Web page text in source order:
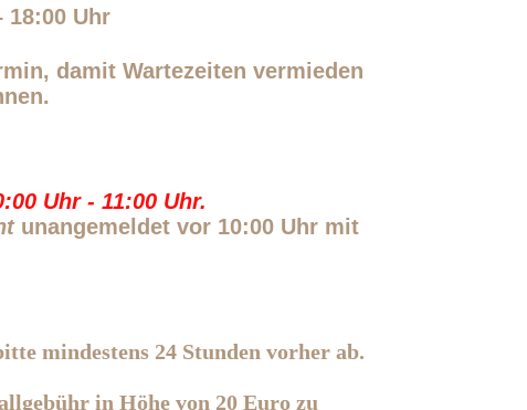
18:00 Uhr
damit Wartezeiten vermieden
Uhr - 11:00 Uhr.
unangemeldet vor 10:00 Uhr mit
mindestens 24 Stunden vorher ab.
in Höhe von 20 Euro zu